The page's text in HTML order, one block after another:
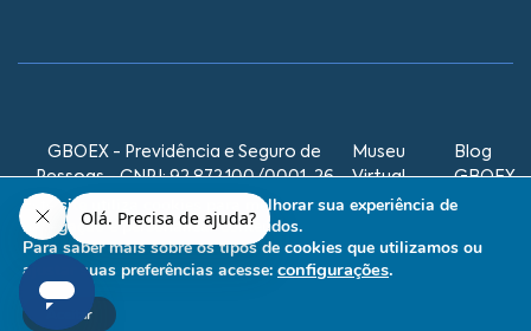
GBOEX - Previdência e Seguro de
Pessoas - CNPJ: 92.872.100/0001-26
Museu
Virtual
GBOEX
Blog
GBOEX
2026 © GBOEX. Todos os direitos
reservados.
Desenvolvido por
Ondaweb
Este site utiliza cookies para melhorar sua experiência de
navegação e personalizar conteúdos.
Para saber mais sobre os tipos de cookies que utilizamos ou
ajustar suas preferências acesse: configurações.
Aceitar